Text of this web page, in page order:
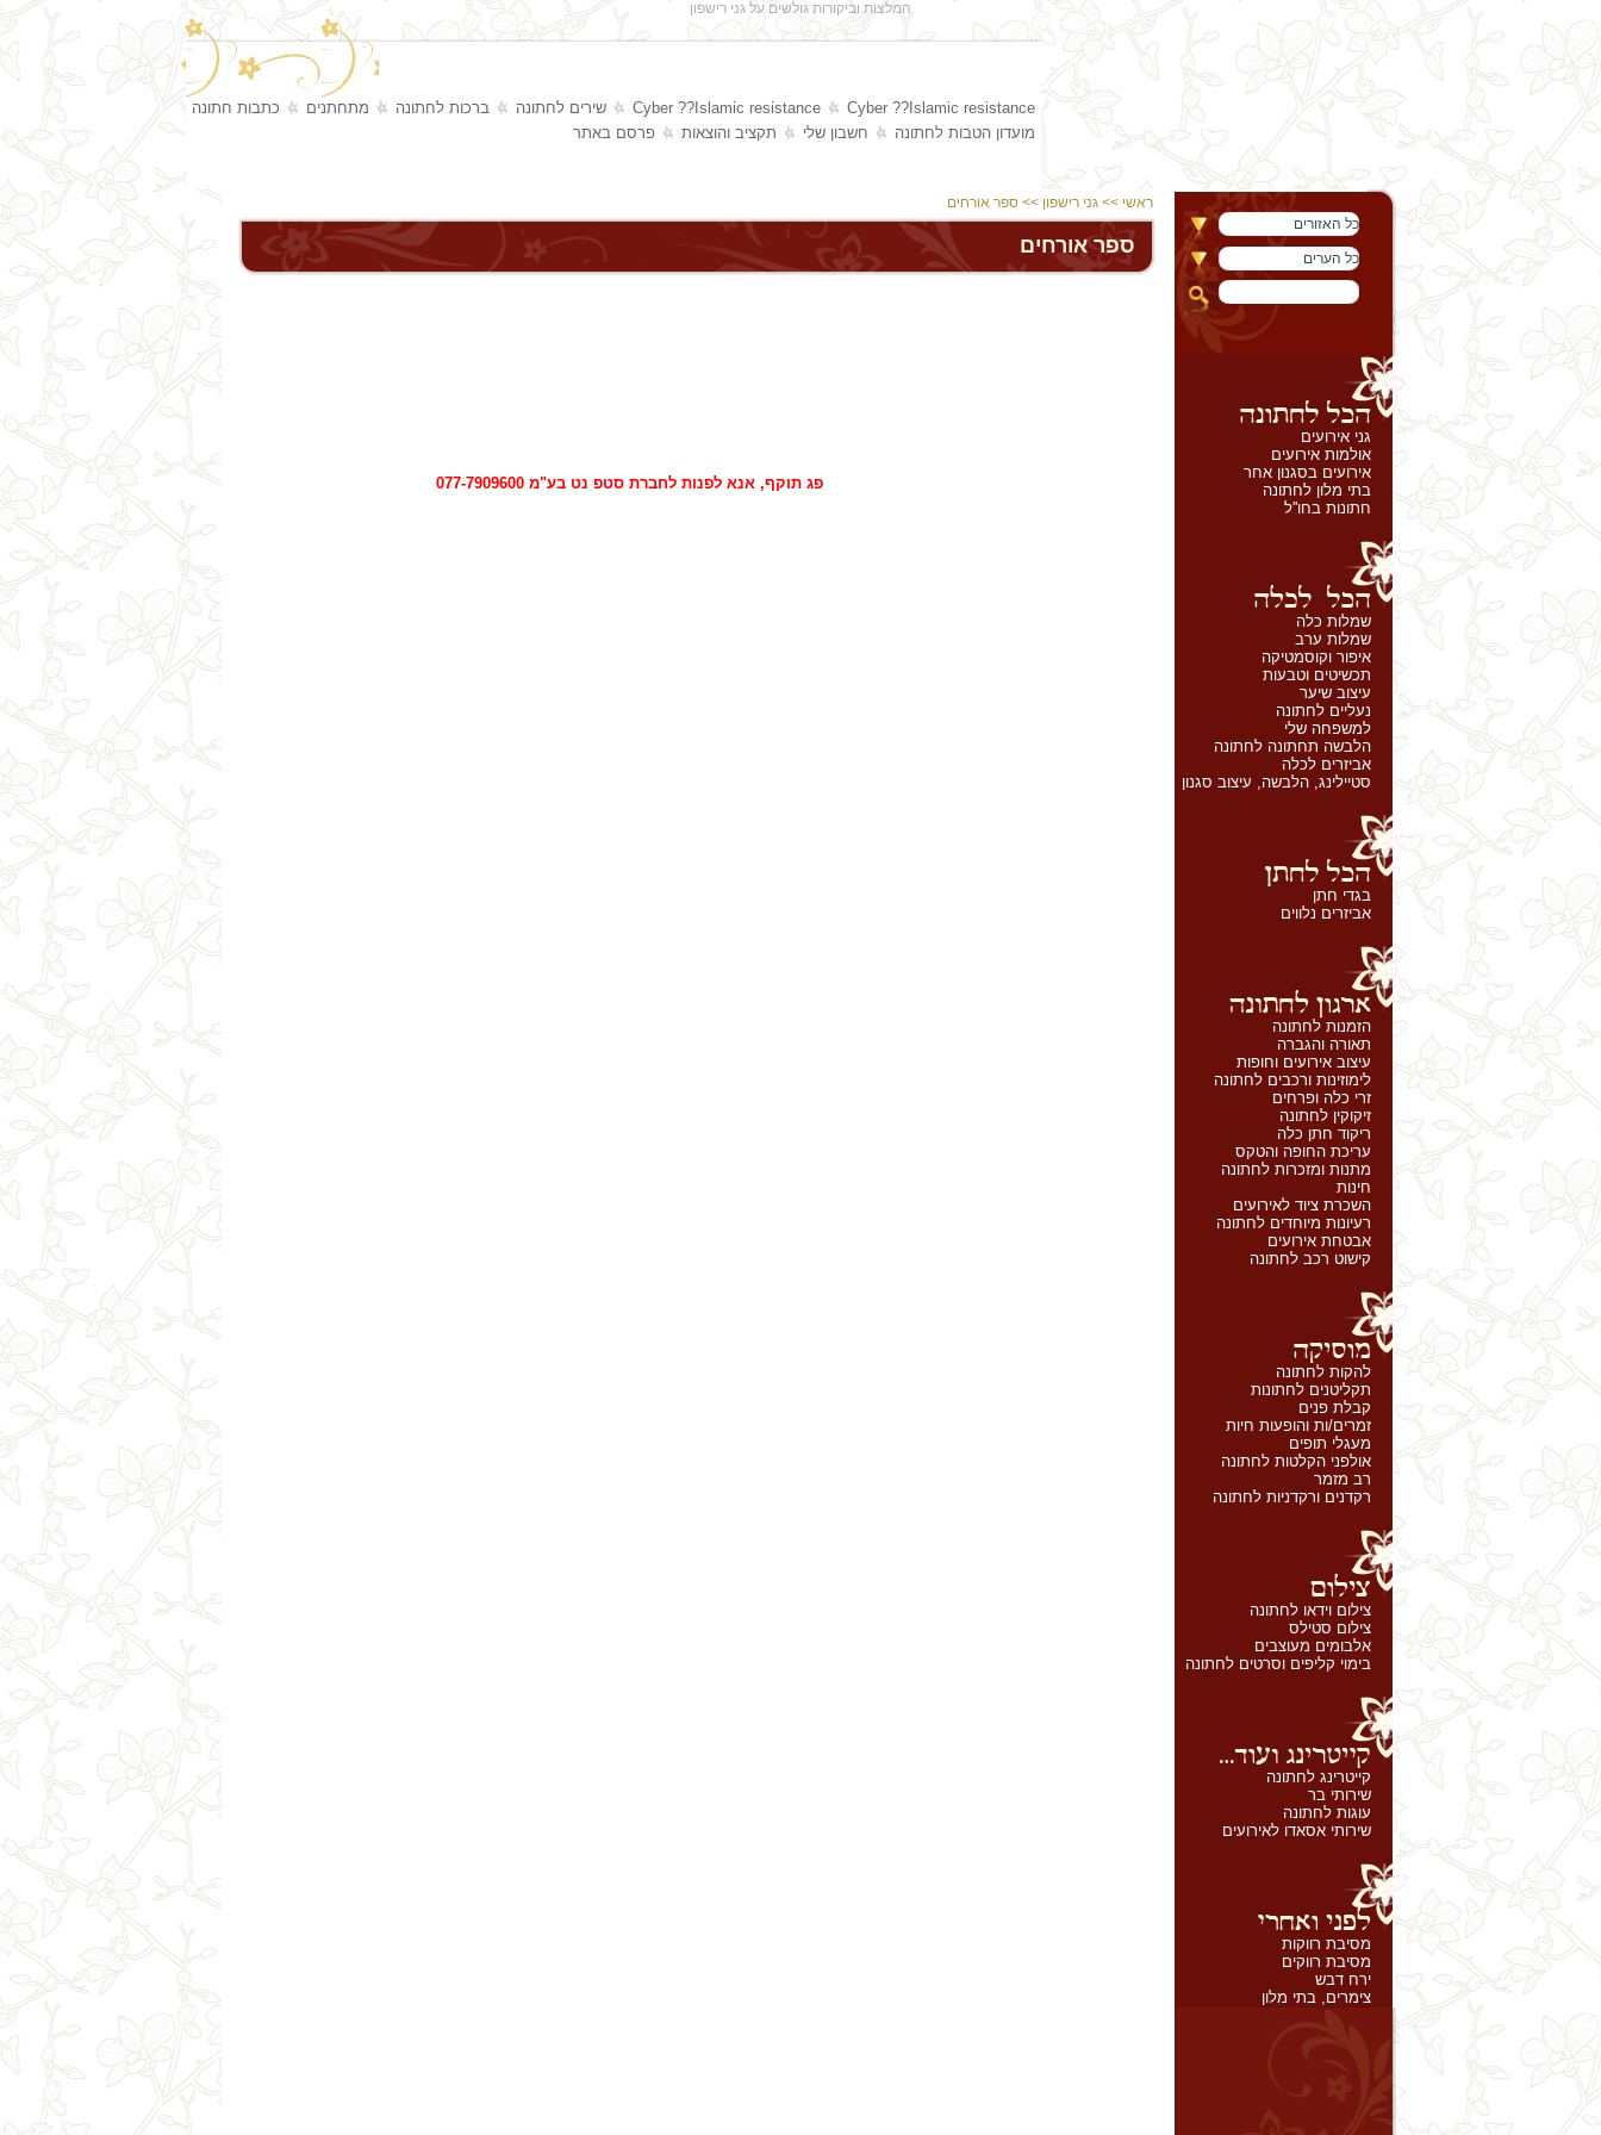
המלצות וביקורות גולשים על גני רישפון
Cyber ??Islamic resistance
Cyber ??Islamic resistance שירים לחתונה ברכות לחתונה מתחתנים
כתבות חתונה
מועדון הטבות לחתונה
חשבון שלי תקציב והוצאות פרסם באתר
ראשי >> גני רישפון >> ספר אורחים
ספר אורחים
פג תוקף, אנא לפנות לחברת סטפ נט בע"מ 077-7909600
כל האזורים
כל הערים
גני אירועים
אולמות אירועים
אירועים בסגנון אחר
בתי מלון לחתונה
חתונות בחו''ל
שמלות כלה
שמלות ערב
איפור וקוסמטיקה
תכשיטים וטבעות
עיצוב שיער
נעליים לחתונה
למשפחה שלי
הלבשה תחתונה לחתונה
אביזרים לכלה
סטיילינג, הלבשה, עיצוב סגנון
בגדי חתן
אביזרים נלווים
הזמנות לחתונה
תאורה והגברה
עיצוב אירועים וחופות
לימוזינות ורכבים לחתונה
זרי כלה ופרחים
זיקוקין לחתונה
ריקוד חתן כלה
עריכת החופה והטקס
מתנות ומזכרות לחתונה
חינות
השכרת ציוד לאירועים
רעיונות מיוחדים לחתונה
אבטחת אירועים
קישוט רכב לחתונה
להקות לחתונה
תקליטנים לחתונות
קבלת פנים
זמרים/ות והופעות חיות
מעגלי תופים
אולפני הקלטות לחתונה
רב מזמר
רקדנים ורקדניות לחתונה
צילום וידאו לחתונה
צילום סטילס
אלבומים מעוצבים
בימוי קליפים וסרטים לחתונה
קייטרינג לחתונה
שירותי בר
עוגות לחתונה
שירותי אסאדו לאירועים
מסיבת רווקות
מסיבת רווקים
ירח דבש
צימרים, בתי מלון